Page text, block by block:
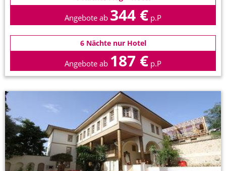
Angebote ab 344 € p.P
6 Nächte nur Hotel
Angebote ab 187 € p.P